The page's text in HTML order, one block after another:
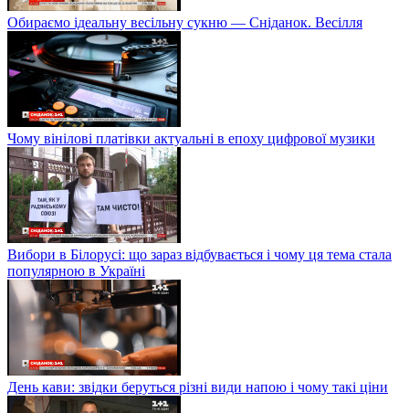
Обираємо ідеальну весільну сукню — Сніданок. Весілля
Чому вінілові платівки актуальні в епоху цифрової музики
Вибори в Білорусі: що зараз відбувається і чому ця тема стала
популярною в Україні
День кави: звідки беруться різні види напою і чому такі ціни